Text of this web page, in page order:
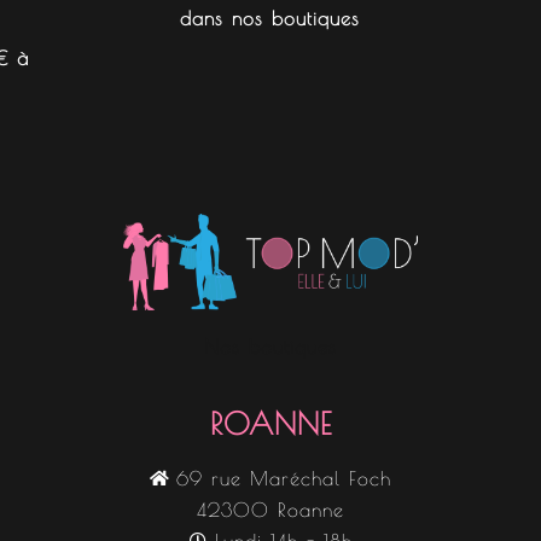
à
dans nos boutiques
ROANNE
69 rue Maréchal Foch
42300 Roanne